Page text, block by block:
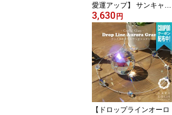
愛運アップ】 サンキャッ
チャー パワーストーン
天然石 天然 水晶 ローズ
クオーツ 開運 風水 北欧
インテリア 雑貨 クリス
タル ボール プレシオサ
おしゃれ チャーム かわ
いい 誕生日 プレゼント
ギフト
3,630 円
【ドロップラインオーロ